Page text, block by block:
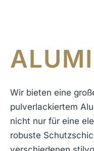
Wir bieten eine
pulverlackiertem
nicht nur für eine
robuste